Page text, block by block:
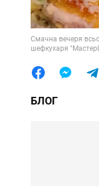
Смачна вечеря
шефкухаря
БЛОГ